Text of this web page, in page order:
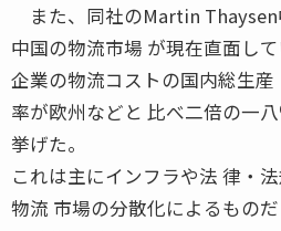
また、同社のMartin Thaysen
中国の物流市場 が現在直面し
企業の物流コストの国内総生
率が欧州などと 比べ二倍の一
挙げた。
これは主にインフラや法 律・
物流 市場の分散化によるものだ